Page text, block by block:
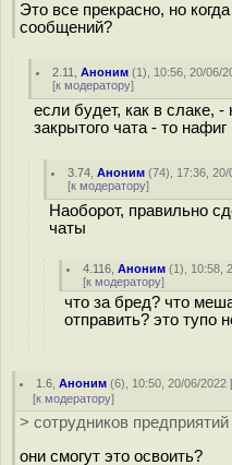
Это все прекрасно, но
сообщений?
2.11 ,Аноним (1), 10:56, 20/06/
[к модератору]
если будет, как в слаке,
закрытого чата - то
3.74 ,Аноним (74), 17:36, 20/
[к модератору]
Наоборот, правильно
чаты
4.116 ,Аноним (1), 10:58,
[к модератору]
что за бред? что
отправить? это тупо
1.6 ,Аноним (6), 10:50, 20/06/2022
[к модератору]
> сотрудников предприятий
они смогут это освоить?